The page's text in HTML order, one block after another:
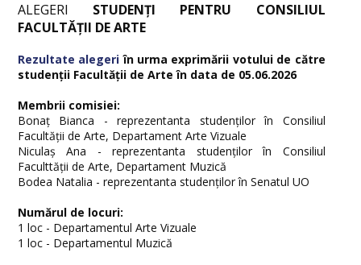
ALEGERI STUDENȚI PENTRU CONSILIUL
FACULTĂȚII DE ARTE
Rezultate alegeri în urma exprimării votului de către
studenții Facultății de Arte în data de 05.06.2026
Membrii comisiei:
Bonaț Bianca - reprezentanta studenților în Consiliul
Facultății de Arte, Departament Arte Vizuale
Niculaș Ana - reprezentanta studenților în Consiliul
Faculttății de Arte, Departament Muzică
Bodea Natalia - reprezentanta studenților în Senatul UO
Numărul de locuri:
1 loc - Departamentul Arte Vizuale
1 loc - Departamentul Muzică